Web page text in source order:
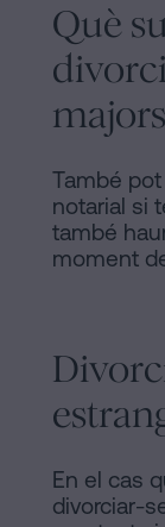
Què
També
notarial si
també
moment
En el cas
divorciar-